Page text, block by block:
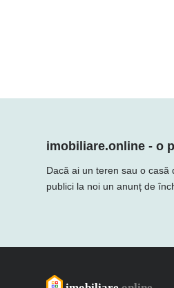
imobiliare.online - o
Dacă ai un teren sau o
publici la noi un anunț de